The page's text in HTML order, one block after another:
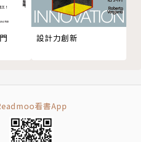
地案例】
第一座鑽石級綠建築、2007年
舍}──台灣鑽石級綠建築
新中心}──台灣鑽石級綠建築
灣鑽石級綠建築
案例
設計力創新
看書App